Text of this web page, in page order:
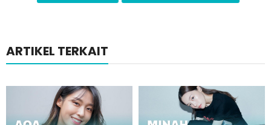
ARTIKEL TERKAIT